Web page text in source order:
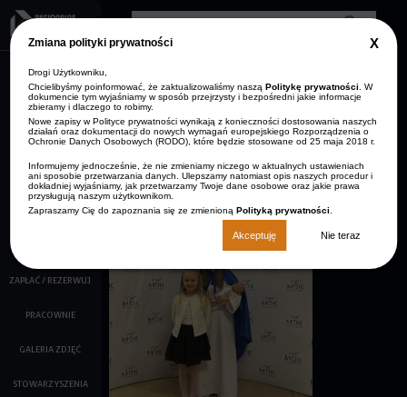
Zmiana polityki prywatności
Drogi Użytkowniku,
Chcielibyśmy poinformować, że zaktualizowaliśmy nasząPolitykę prywatności
. W
dokumencie tym wyjaśniamy w sposób przejrzysty i bezpośredni jakie informacje
zbieramy i dlaczego to robimy.
Nowe zapisy w Polityce prywatności wynikają z konieczności dostosowania naszych
działań oraz dokumentacji do nowych wymagań europejskiego Rozporządzenia o
Ochronie Danych Osobowych (RODO), które będzie stosowane od 25 maja 2018 r.
Informujemy jednocześnie, że nie zmieniamy niczego w aktualnych ustawieniach
ani sposobie przetwarzania danych. Ulepszamy natomiast opis naszych procedur i
dokładniej wyjaśniamy, jak przetwarzamy Twoje dane osobowe oraz jakie prawa
przysługują naszym użytkownikom.
Zapraszamy Cię do zapoznania się ze zmienionąPolityką prywatności
Akceptuję Nie teraz
Close
AKTUALNOŚCI
ARCHIWUM
AKTUALNOŚCI
O NAS
KALENDARZ IMPREZ
FILMY
ZAPŁAĆ / REZERWUJ
PRACOWNIE
GALERIA ZDJĘĆ
STOWARZYSZENIA
KONTAKT
czcionki
Oliwia Bąba i
Zuzanna Bąba